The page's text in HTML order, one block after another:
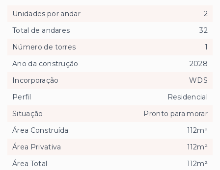
Unidades por andar
2
Total de andares
32
Número de torres
1
Ano da construção
2028
Incorporação
WDS
Perfil
Residencial
Situação
Pronto para morar
Área Construída
112m²
Área Privativa
112m²
Área Total
112m²